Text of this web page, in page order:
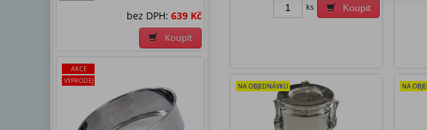
bez DPH: 639 Kč
Koupit
AKCE
VÝPRODEJ
Koupit
ks
NA OBJEDNÁVKU NA